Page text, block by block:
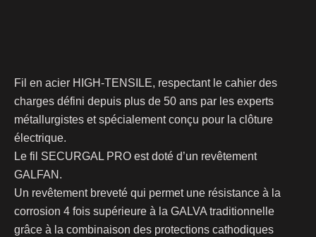
Fil en acier HIGH-TENSILE, respectant le cahier des
charges défini depuis plus de 50 ans par les experts
métallurgistes et spécialement conçu pour la clôture
électrique.
Le fil SECURGAL PRO est doté d’un revêtement
GALFAN.
Un revêtement breveté qui permet une résistance à la
corrosion 4 fois supérieure à la GALVA traditionnelle
grâce à la combinaison des protections cathodiques